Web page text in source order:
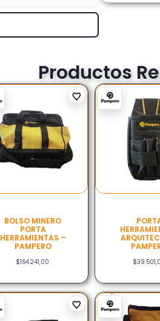
Productos
BOLSO MINERO
PORTA
HERRAMIENTAS –
PAMPERO
$164.241,00 $